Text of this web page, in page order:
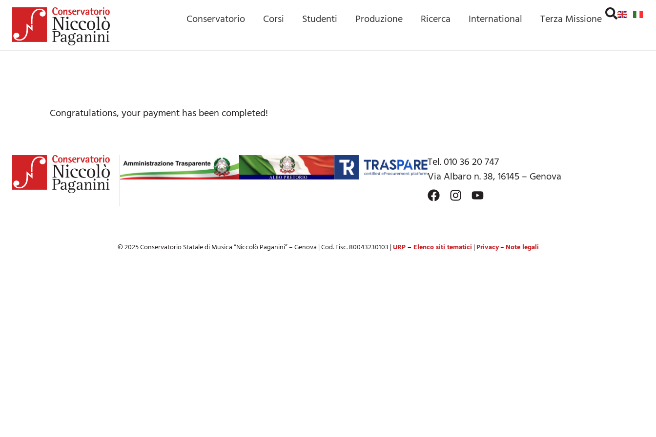
contenuto
Conservatorio Corsi Studenti Produzione Ricerca International Terza Missione
Congratulations, your payment has been completed!
Tel. 010 36 20 747
Via Albaro n. 38, 16145 – Genova
© 2025 Conservatorio Statale di Musica “Niccolò Paganini” – Genova | Cod. Fisc. 80043230103 |URP– Elenco siti tematici | Privacy– Note legali